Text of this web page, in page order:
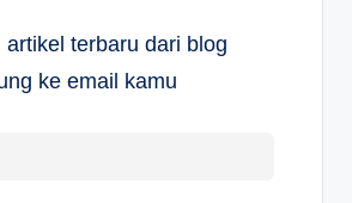
artikel terbaru dari blog
ke email kamu